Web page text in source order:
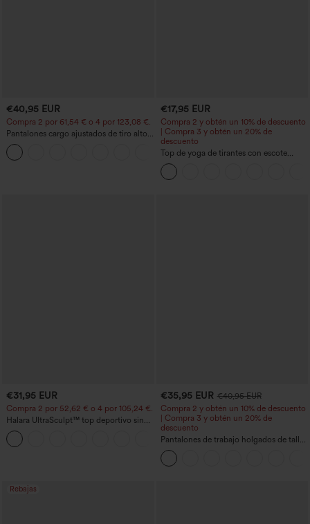
€40,95 EUR
Compra 2 por 61,54 € o 4 por 123,08 €.
Pantalones cargo ajustados de tiro alto
con múltiples bolsillos y cremallera con
botones
+10
€17,95 EUR
Compra 2 y obtén un 10% de descuento
| Compra 3 y obtén un 20% de
descuento
Top de yoga de tirantes con escote
redondo, fruncido y tacto fresco -
UPF50+
€31,95 EUR
Compra 2 por 52,62 € o 4 por 105,24 €.
Halara UltraSculpt™ top deportivo sin
mangas con escote redondo y bajo
curvo
+11
€35,95 EUR €40,95 EUR
Compra 2 y obtén un 10% de descuento
| Compra 3 y obtén un 20% de
descuento
Pantalones de trabajo holgados de talle
medio con bolsillos y pernera estilo
barril
Rebajas